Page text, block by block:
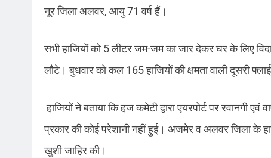
नूर जिला अलवर, आयु 71 वर्ष हैं।
सभी हाजियों को 5 लीटर जम-जम का जार देकर घर के लिए
लौटे। बुधवार को कल 165 हाजियों की क्षमता वाली दूसरी
हाजियों ने बताया कि हज कमेटी द्वारा एयरपोर्ट पर रवानगी
प्रकार की कोई परेशानी नहीं हुई। अजमेर व अलवर जिला के
खुशी जाहिर की।